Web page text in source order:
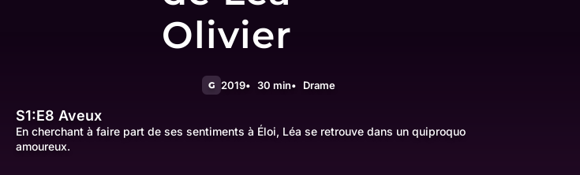
Olivier
G 2019 30 min Drame
S1:E8 Aveux
En cherchant à faire part de ses sentiments à Éloi, Léa se retrouve dans un quiproquo
amoureux.